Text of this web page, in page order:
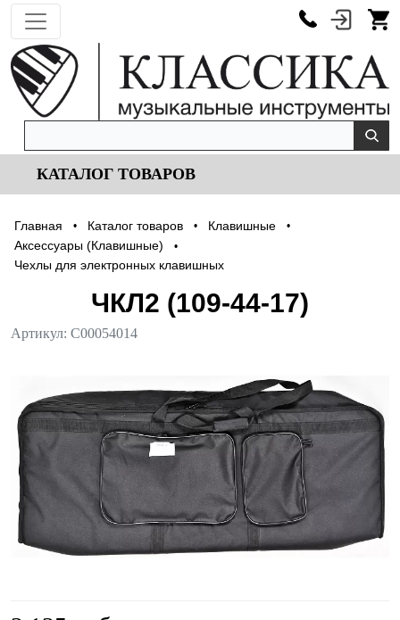
КАТАЛОГ ТОВАРОВ
Главная • Каталог товаров • Клавишные •
Аксессуары (Клавишные) •
Чехлы для электронных клавишных
ЧКЛ2 (109-44-17)
Артикул: С00054014